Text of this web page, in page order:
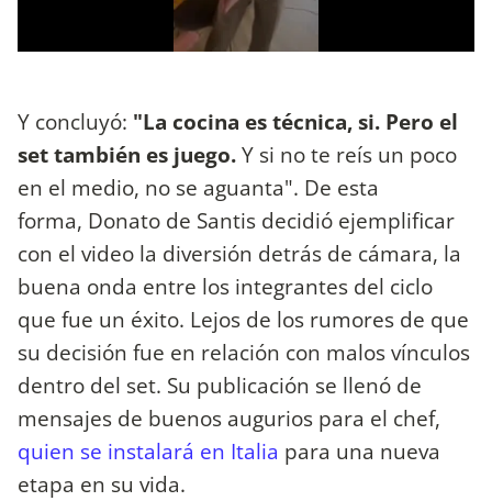
Y concluyó: "La cocina es técnica, si. Pero el
set también es juego.Y si no te reís un poco
en el medio, no se aguanta". De esta
forma, Donato de Santis decidió ejemplificar
con el video la diversión detrás de cámara, la
buena onda entre los integrantes del ciclo
que fue un éxito. Lejos de los rumores de que
su decisión fue en relación con malos vínculos
dentro del set. Su publicación se llenó de
mensajes de buenos augurios para el chef,
quien se instalará en Italia para una nueva
etapa en su vida.